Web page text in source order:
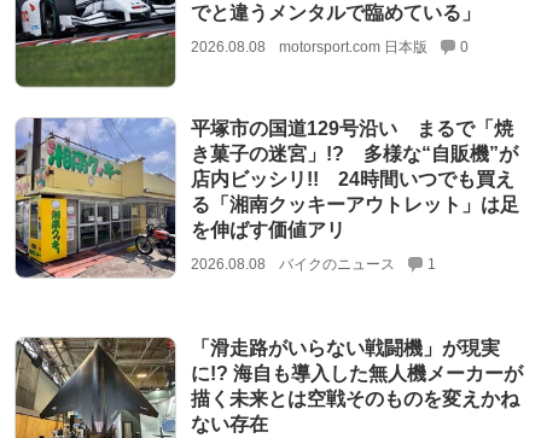
でと違うメンタルで臨めている」
2026.08.08 motorsport.com 日本版 0
平塚市の国道129号沿い まるで「焼
き菓子の迷宮」!? 多様な“自販機”が
店内ビッシリ!! 24時間いつでも買え
る「湘南クッキーアウトレット」は足
を伸ばす価値アリ
2026.08.08 バイクのニュース 1
「滑走路がいらない戦闘機」が現実
に!? 海自も導入した無人機メーカーが
描く未来とは空戦そのものを変えかね
ない存在